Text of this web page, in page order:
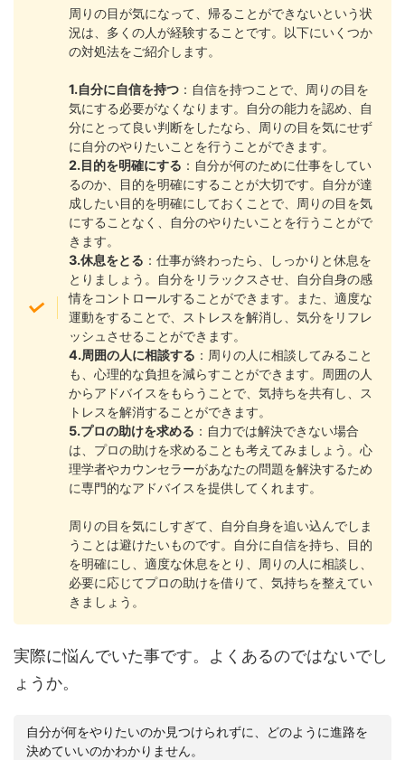
周りの目が気になって、帰ることができないという状
況は、多くの人が経験することです。以下にいくつか
の対処法をご紹介します。
1.自分に自信を持つ ：自信を持つことで、周りの目を
気にする必要がなくなります。自分の能力を認め、自
分にとって良い判断をしたなら、周りの目を気にせず
に自分のやりたいことを行うことができます。
2.目的を明確にする ：自分が何のために仕事をしてい
るのか、目的を明確にすることが大切です。自分が達
成したい目的を明確にしておくことで、周りの目を気
にすることなく、自分のやりたいことを行うことがで
きます。
3.休息をとる ：仕事が終わったら、しっかりと休息を
とりましょう。自分をリラックスさせ、自分自身の感
情をコントロールすることができます。また、適度な
運動をすることで、ストレスを解消し、気分をリフレ
ッシュさせることができます。
4.周囲の人に相談する ：周りの人に相談してみること
も、心理的な負担を減らすことができます。周囲の人
からアドバイスをもらうことで、気持ちを共有し、ス
トレスを解消することができます。
5.プロの助けを求める ：自力では解決できない場合
は、プロの助けを求めることも考えてみましょう。心
理学者やカウンセラーがあなたの問題を解決するため
に専門的なアドバイスを提供してくれます。
周りの目を気にしすぎて、自分自身を追い込んでしま
うことは避けたいものです。自分に自信を持ち、目的
を明確にし、適度な休息をとり、周りの人に相談し、
必要に応じてプロの助けを借りて、気持ちを整えてい
きましょう。
実際に悩んでいた事です。よくあるのではないでし
ょうか。
自分が何をやりたいのか見つけられずに、どのように進路を
決めていいのかわかりません。